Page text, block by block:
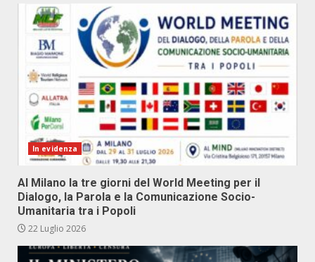
In evidenza
Al Milano la tre giorni del World Meeting per il
Dialogo, la Parola e la Comunicazione Socio-
Umanitaria tra i Popoli
22 Luglio 2026